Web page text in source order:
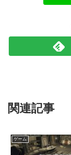
関連記事
ゲーム